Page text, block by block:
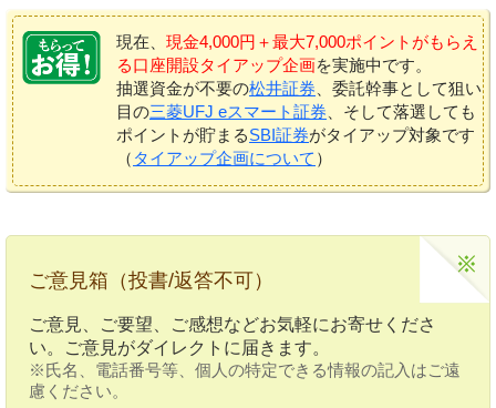
現在、 現金4,000円＋最大7,000ポイントがもらえ
る口座開設タイアップ企画を実施中です。
抽選資金が不要の松井証券 、委託幹事として狙い
目の三菱UFJ eスマート証券 、そして落選しても
ポイントが貯まるSBI証券がタイアップ対象です
（ タイアップ企画について ）
ご意見箱（投書/返答不可）
ご意見、ご要望、ご感想などお気軽にお寄せくださ
い。ご意見がダイレクトに届きます。
※氏名、電話番号等、個人の特定できる情報の記入はご遠
慮ください。